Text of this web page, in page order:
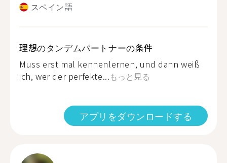
スペイン語
理想のタンデムパートナーの条件
Muss erst mal kennenlernen, und dann weiß
ich, wer der perfekte...もっと見る
アプリをダウンロードする